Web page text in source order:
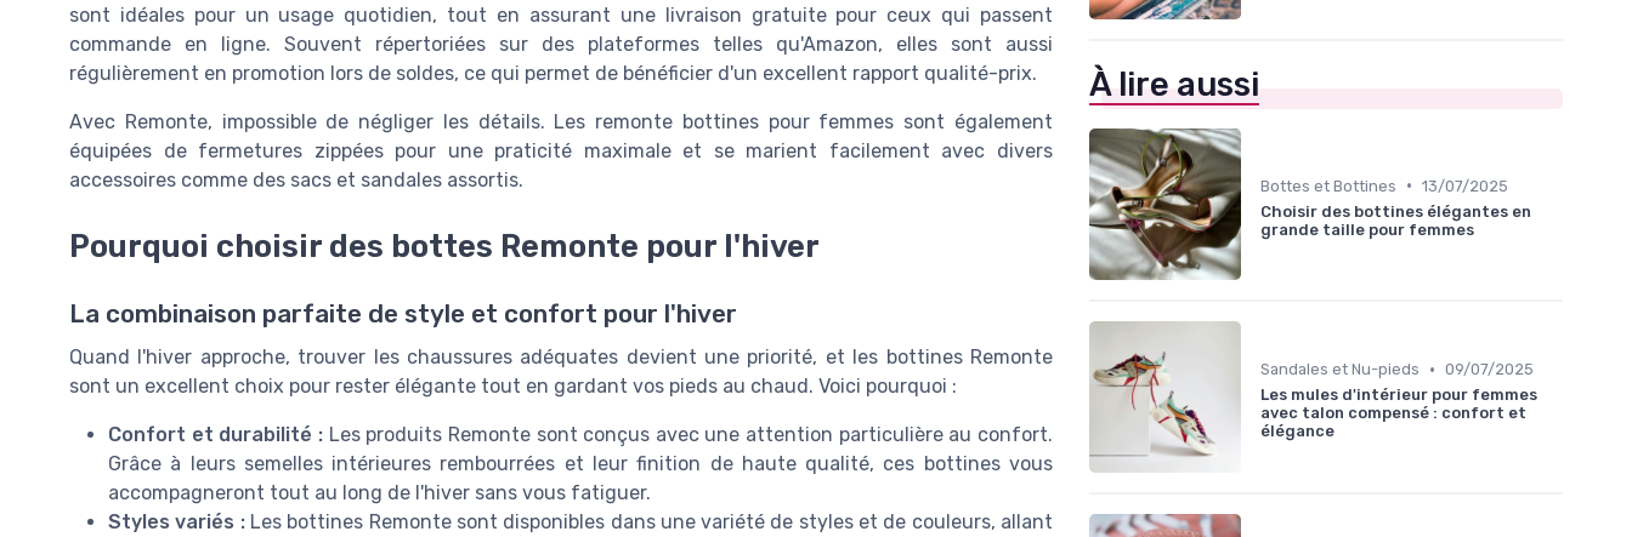
sont idéales pour un usage quotidien, tout en assurant une livraison gratuite pour ceux qui passent
commande en ligne. Souvent répertoriées sur des plateformes telles qu'Amazon, elles sont aussi
régulièrement en promotion lors de soldes, ce qui permet de bénéficier d'un excellent rapport qualité-prix.
Avec Remonte, impossible de négliger les détails. Les remonte bottines pour femmes sont également
équipées de fermetures zippées pour une praticité maximale et se marient facilement avec divers
accessoires comme des sacs et sandales assortis.
Pourquoi choisir des bottes Remonte pour l'hiver
La combinaison parfaite de style et confort pour l'hiver
Quand l'hiver approche, trouver les chaussures adéquates devient une priorité, et les bottines Remonte
sont un excellent choix pour rester élégante tout en gardant vos pieds au chaud. Voici pourquoi :
Confort et durabilité :Les produits Remonte sont conçus avec une attention particulière au confort.
Grâce à leurs semelles intérieures rembourrées et leur finition de haute qualité, ces bottines vous
accompagneront tout au long de l'hiver sans vous fatiguer.
Styles variés :Les bottines Remonte sont disponibles dans une variété de styles et de couleurs, allant
À lire aussi
Bottes et Bottines • 13/07/2025
Choisir des bottines élégantes en
grande taille pour femmes
Sandales et Nu-pieds • 09/07/2025
Les mules d'intérieur pour femmes
avec talon compensé : confort et
élégance